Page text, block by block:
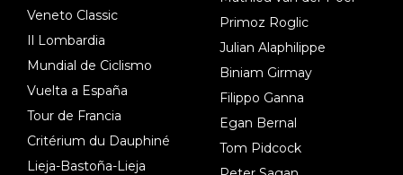
Veneto Classic
Il Lombardia
Mundial de Ciclismo
Vuelta a España
Tour de Francia
Critérium du Dauphiné
Lieja-Bastoña-Lieja
Primoz Roglic
Julian Alaphilippe
Biniam Girmay
Filippo Ganna
Egan Bernal
Tom Pidcock